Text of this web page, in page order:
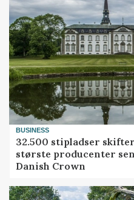
BUSINESS
32.500 stipladser
største producenter
Danish Crown